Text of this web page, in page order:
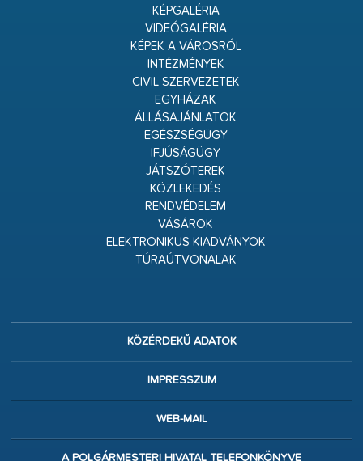
KÉPGALÉRIA
VIDEÓGALÉRIA
KÉPEK A VÁROSRÓL
INTÉZMÉNYEK
CIVIL SZERVEZETEK
EGYHÁZAK
ÁLLÁSAJÁNLATOK
EGÉSZSÉGÜGY
IFJÚSÁGÜGY
JÁTSZÓTEREK
KÖZLEKEDÉS
RENDVÉDELEM
VÁSÁROK
ELEKTRONIKUS KIADVÁNYOK
TÚRAÚTVONALAK
KÖZÉRDEKŰ ADATOK
IMPRESSZUM
WEB-MAIL
A POLGÁRMESTERI HIVATAL TELEFONKÖNYVE